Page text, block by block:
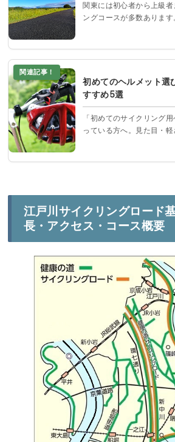
関東には初心者から上級
ングコースが多数ありま
関連記事！
初めてのヘルメット選
すすめ5選
「初めてのサイクリング
っている方へ。見た目・
江戸川サイクリングロード
長・アクセス・コース概要